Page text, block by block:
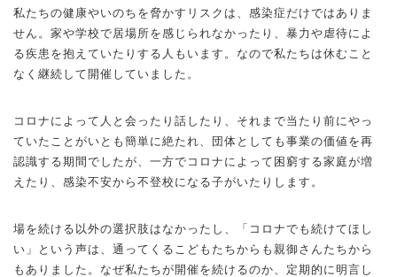
私たちの健康やいのちを脅かすリスクは、感染症だけではありま
せん。家や学校で居場所を感じられなかったり、暴力や虐待によ
る疾患を抱えていたりする人もいます。なので私たちは休むこと
なく継続して開催していました。
コロナによって人と会ったり話したり、それまで当たり前にやっ
ていたことがいとも簡単に絶たれ、団体としても事業の価値を再
認識する期間でしたが、一方でコロナによって困窮する家庭が増
えたり、感染不安から不登校になる子がいたりします。
場を続ける以外の選択肢はなかったし、「コロナでも続けてほし
い」という声は、通ってくるこどもたちからも親御さんたちから
もありました。なぜ私たちが開催を続けるのか、定期的に明言し